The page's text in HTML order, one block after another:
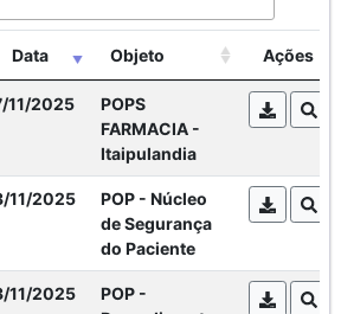
Data Objeto Ações
11/2025
POPS
FARMACIA -
Itaipulandia
11/2025
POP - Núcleo
de Segurança
do Paciente
11/2025
POP -